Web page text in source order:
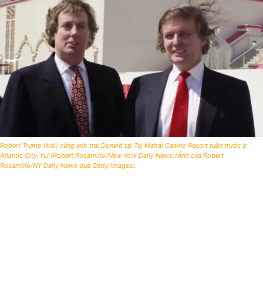
Robert Trump (trái) cùng anh trai Donald tại Taj Mahal Casino Resort tuần trước ở
Atlantic City, NJ (Robert Rosamilio/New York Daily News)(Ảnh của Robert
Rosamilio/NY Daily News qua Getty Images).